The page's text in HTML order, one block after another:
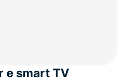
e smart TV